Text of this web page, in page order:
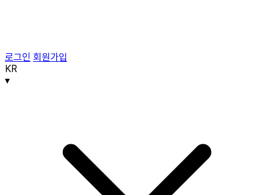
로그인 회원가입
KR
▾